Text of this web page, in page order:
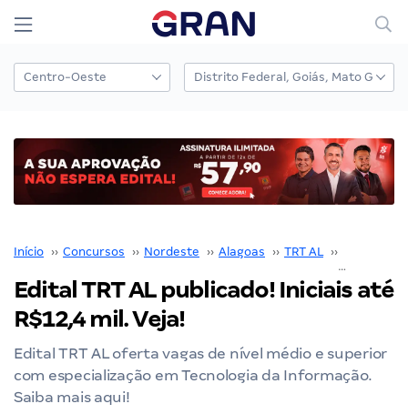
Início ›› Concursos ›› Nordeste ›› Alagoas ›› TRT AL ››
Edital TRT AL publicado! Iniciais até
R$12,4 mil. Veja!
Edital TRT AL oferta vagas de nível médio e superior
com especialização em Tecnologia da Informação.
Saiba mais aqui!